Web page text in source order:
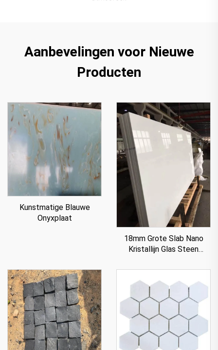
Aanbevelingen voor Nieuwe
Producten
Kunstmatige Blauwe
Onyxplaat
18mm Grote Slab Nano
Kristallijn Glas Steen